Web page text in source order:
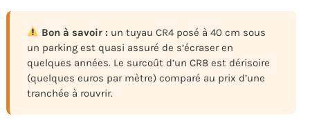
Bon à savoir : un tuyau CR4 posé à 40 cm sous
un parking est quasi assuré de s’écraser en
quelques années. Le surcoût d’un CR8 est dérisoire
(quelques euros par mètre) comparé au prix d’une
tranchée à rouvrir.